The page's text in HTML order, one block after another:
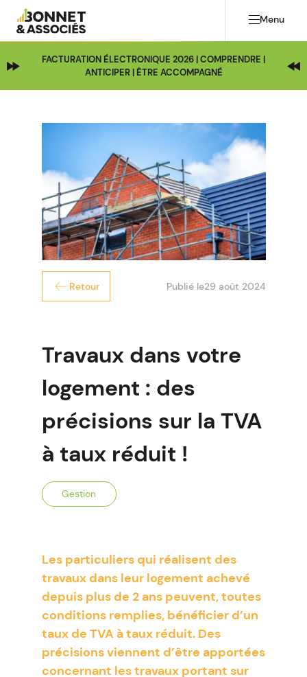
Menu
FACTURATION ÉLECTRONIQUE 2026 | COMPRENDRE |
ANTICIPER | ÊTRE ACCOMPAGNÉ
Retour Publié le29 août 2024
Travaux dans votre
logement : des
précisions sur la TVA
à taux réduit !
Gestion
Les particuliers qui réalisent des
travaux dans leur logement achevé
depuis plus de 2 ans peuvent, toutes
conditions remplies, bénéficier d’un
taux de TVA à taux réduit. Des
précisions viennent d’être apportées
concernant les travaux portant sur